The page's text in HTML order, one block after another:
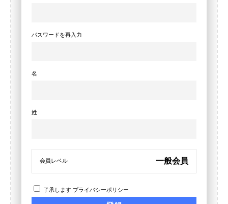
パスワードを再入力
名
姓
会員レベル 一般会員
了承します プライバシーポリシー